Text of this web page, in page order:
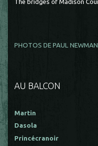
The bridges of Madison
PHOTOS DE PAUL NEWMAN
AU BALCON
Martin
Dasola
Princécranoir